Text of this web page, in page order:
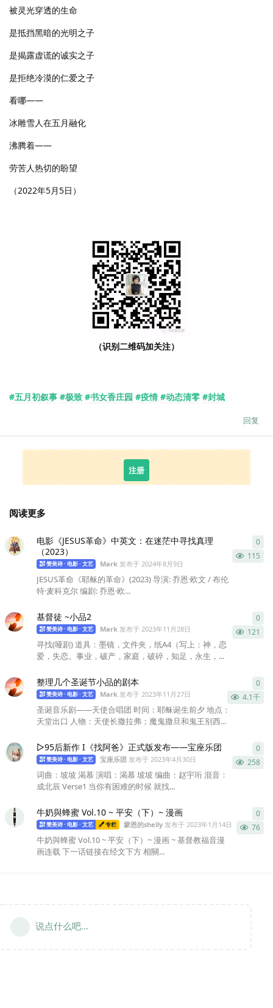
被灵光穿透的生命
是抵挡黑暗的光明之子
是揭露虚谎的诚实之子
是拒绝冷漠的仁爱之子
看哪——
冰雕雪人在五月融化
沸腾着——
劳苦人热切的盼望
（2022年5月5日）
（识别二维码加关注）
#五月初叙事 #极致 #书女香庄园 #疫情 #动态清零 #封城
回复
注册
阅读更多
电影《JESUS革命》中英文：在迷茫中寻找真理
（2023）
赞美诗 · 电影 · 文艺 Mark 发布于 2024年8月9日
115
JESUS革命《耶稣的革命》(2023) 导演: 乔恩·欧文 / 布伦
特·麦科克尔 编剧: 乔恩·欧...
0
基督徒 ~小品2
赞美诗 · 电影 · 文艺 Mark 发布于 2023年11月28日 121
寻找(哑剧) 道具：墨镜，文件夹，纸A4（写上：神，恋
爱，失恋。事业，破产，家庭，破碎，知足，永生，...
0
整理几个圣诞节小品的剧本
赞美诗 · 电影 · 文艺 Mark 发布于 2023年11月27日 4.1千
圣诞音乐剧——天使合唱团 时间：耶稣诞生前夕 地点：
天堂出口 人物：天使长撒拉弗；魔鬼撒旦和鬼王别西...
0
▷95后新作 I《找阿爸》正式版发布——宝座乐团
赞美诗 · 电影 · 文艺 宝座乐团 发布于 2023年4月30日 258
词曲：坡坡 渴慕 演唱：渴慕 坡坡 编曲：赵宇珩 混音：
成北辰 Verse1 当你有困难的时候 就找...
0
牛奶與蜂蜜 Vol.10 ~ 平安（下）~ 漫画
赞美诗 · 电影 · 文艺 专栏 蒙恩的shelly发布于 2023年1月14日 76
牛奶與蜂蜜 Vol.10 ~ 平安（下）~ 漫画 ~ 基督教福音漫
画连载 下一话链接在经文下方 相關...
0
说点什么吧...